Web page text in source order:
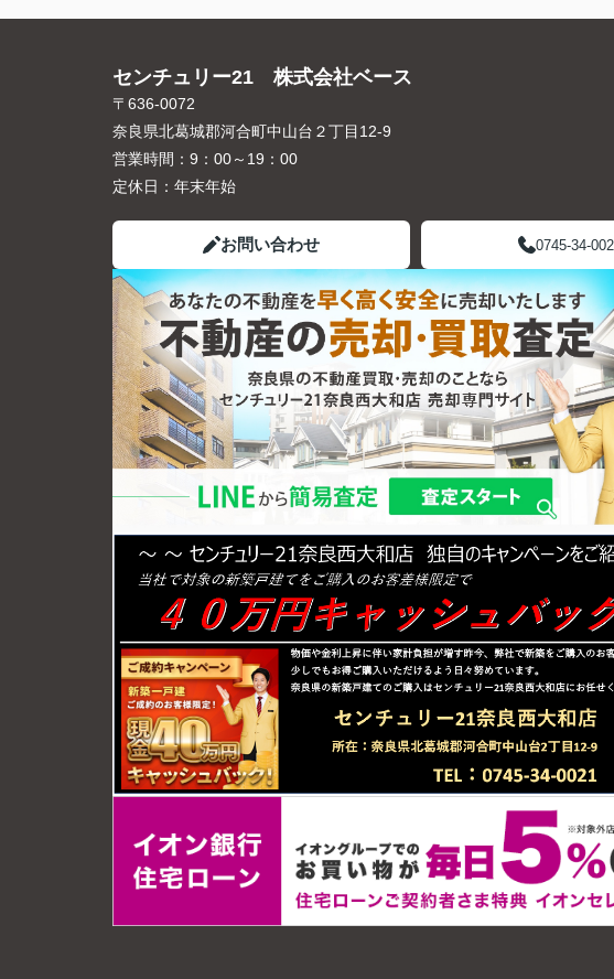
センチュリー21 株式会社ベース
〒636-0072
奈良県北葛城郡河合町中山台２丁目12-9
営業時間： 9：00～19：00
定休日： 年末年始
お問い合わせ 0745-34-